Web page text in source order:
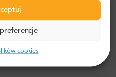
cookies
na odległość od lotniska.
w tym o znalezienie
Cię bezpośrednio pod